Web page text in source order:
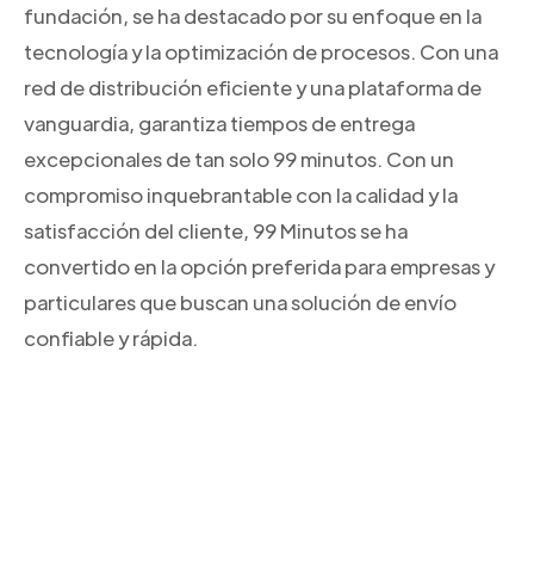
fundación, se ha destacado por su enfoque en la
tecnología y la optimización de procesos. Con una
red de distribución eficiente y una plataforma de
vanguardia, garantiza tiempos de entrega
excepcionales de tan solo 99 minutos. Con un
compromiso inquebrantable con la calidad y la
satisfacción del cliente, 99 Minutos se ha
convertido en la opción preferida para empresas y
particulares que buscan una solución de envío
confiable y rápida.